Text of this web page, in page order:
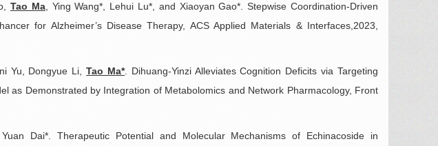
Tao Ma, Ying Wang*, Lehui Lu*, and Xiaoyan Gao*. Stepwise Coordination-Driven
for Alzheimer’s Disease Therapy, ACS Applied Materials & Interfaces,2023,
Yu, Dongyue Li,Tao Ma*. Dihuang-Yinzi Alleviates Cognition Deficits via Targeting
as Demonstrated by Integration of Metabolomics and Network Pharmacology, Front
Dai*. Therapeutic Potential and Molecular Mechanisms of Echinacoside in